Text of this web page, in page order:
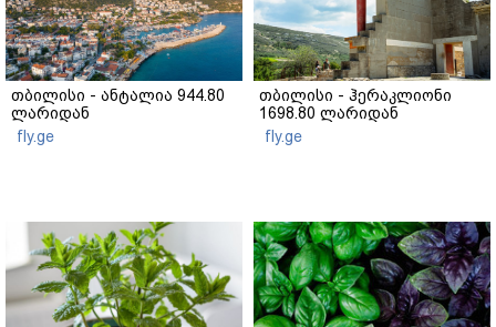
თბილისი - ანტალია 944.80
ლარიდან
fly.ge
თბილისი - ჰერაკლიონი
1698.80 ლარიდან
fly.ge